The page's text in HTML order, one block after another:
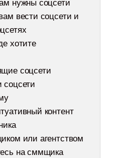
нужны соцсети
вести соцсети и
хотите
соцсети
соцсети
контент
или агентством
на сммщика